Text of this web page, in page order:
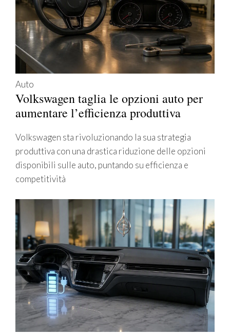
Auto
Volkswagen taglia le opzioni auto per
aumentare l’efficienza produttiva
Volkswagen sta rivoluzionando la sua strategia
produttiva con una drastica riduzione delle opzioni
disponibili sulle auto, puntando su efficienza e
competitività